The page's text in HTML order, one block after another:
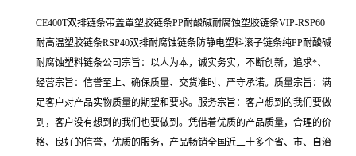
CE400T双排链条带盖罩塑胶链条PP耐酸碱耐腐蚀塑胶链条VIP-RSP60
耐高温塑胶链条RSP40双排耐腐蚀链条防静电塑料滚子链条纯PP耐酸碱
耐腐蚀塑料链条公司宗旨：以人为本，诚实务实，不断创新，追求*、
经营宗旨：信誉至上、确保质量、交货准时、严守承诺。质量宗旨：满
足客户对产品实物质量的期望和要求。服务宗旨：客户想到的我们要做
到，客户没有想到的我们也要做到。凭借着优质的产品质量，合理的价
格、良好的信誉，优质的服务，产品畅销全国近三十多个省、市、自治